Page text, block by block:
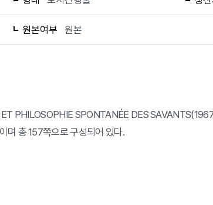
원본여부 원본
PHILOSOPHIE SPONTANÉE DES
며 총 157쪽으로 구성되어 있다.